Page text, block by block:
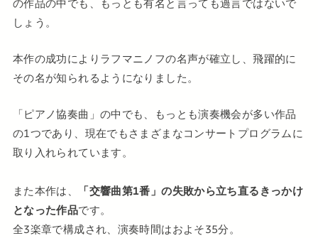
の作品の中でも、もっとも有名と言っても過言ではないで
しょう。
本作の成功によりラフマニノフの名声が確立し、飛躍的に
その名が知られるようになりました。
「ピアノ協奏曲」の中でも、もっとも演奏機会が多い作品
の1つであり、現在でもさまざまなコンサートプログラムに
取り入れられています。
また本作は、
「交響曲第1番」の失敗から立ち直るきっかけ
となった作品です。
全3楽章で構成され、演奏時間はおよそ35分。